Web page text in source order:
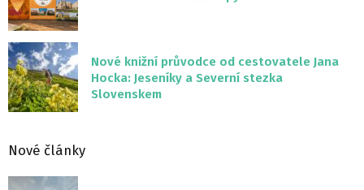
Nové knižní průvodce od cestovatele Jana
Hocka: Jeseníky a Severní stezka
Slovenskem
Nové články